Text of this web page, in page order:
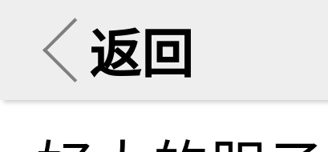
返回